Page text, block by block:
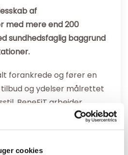
cookies
af
med mere end 200
sundhedsfaglig baggrund
forankrede og fører en
og ydelser målrettet
BeneFiT arbejder
- men tilbyder også
lige fra akupunktur til